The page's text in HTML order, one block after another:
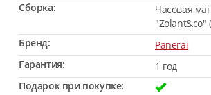
Сборка:
Часовая
"Zolant&co"
Бренд:
Panerai
Гарантия:
1 год
Подарок при покупке: